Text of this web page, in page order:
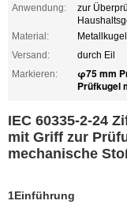
Anwendung:
zur
Material:
Versand:
durch Eil
Markieren:
φ75 mm
Prüfkugel
IEC 60335-2-24
mit Griff zur
mechanische
1Einführung